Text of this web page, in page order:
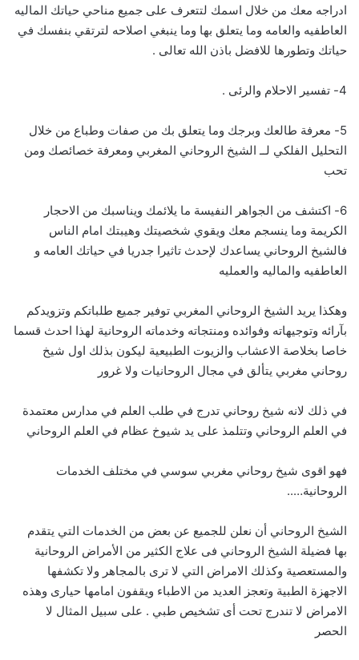
ادراجه معك من خلال اسمك لتتعرف على جميع مناحي حياتك الماليه
العاطفيه والعامه وما يتعلق بها وما ينبغي اصلاحه لترتقي بنفسك في
حياتك وتطورها للافضل باذن الله تعالى .
4- تفسير الاحلام والرئى .
5- معرفة طالعك وبرجك وما يتعلق بك من صفات وطباع من خلال
التحليل الفلكي لــ الشيخ الروحاني المغربي ومعرفة خصائصك ومن
تحب
6- اكتشف من الجواهر النفيسة ما يلائمك ويناسبك من الاحجار
الكريمة وما ينسجم معك ويقوي شخصيتك وهيبتك امام الناس
فالشيخ الروحاني يساعدك لإحدث تاثيرا جدريا في حياتك العامه و
العاطفيه والماليه والعمليه
وهكذا يريد الشيخ الروحاني المغربي توفير جميع طلباتكم وتزويدكم
بآرائه وتوجيهاته وفوائده ومنتجاته وخدماته الروحانية لهذا احدث قسما
خاصا بخلاصة الاعشاب والزيوت الطبيعية ليكون بذلك اول شيخ
روحاني مغربي يتألق في مجال الروحانيات ولا غرور
في ذلك لانه شيخ روحاني تدرج في طلب العلم في مدارس معتمدة
في العلم الروحاني وتتلمذ على يد شيوخ عظام في العلم الروحاني
فهو اقوى شيخ روحاني مغربي سوسي في مختلف الخدمات
الروحانية…..
الشيخ الروحاني أن نعلن للجميع عن بعض من الخدمات التي يتقدم
بها فضيلة الشيخ الروحاني فى علاج الكثير من الأمراض الروحانية
والمستعصية وكذلك الامراض التي لا ترى بالمجاهر ولا تكشفها
الاجهزة الطبية وتعجز العديد من الاطباء ويقفون امامها حيارى وهذه
الامراض لا تندرج تحت أى تشخيص طبي . على سبيل المثال لا
الحصر